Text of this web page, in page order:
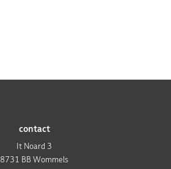
contact
It Noard 3
8731 BB Wommels